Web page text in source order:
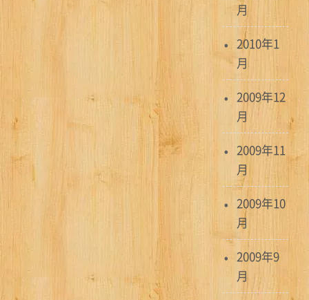
月
2010年1
月
2009年12
月
2009年11
月
2009年10
月
2009年9
月